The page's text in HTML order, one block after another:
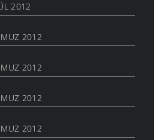
2012
2012
2012
2012
2012